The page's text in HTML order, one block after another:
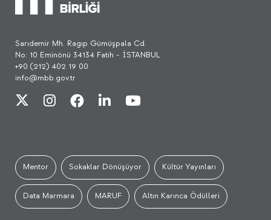
Sarıdemir Mh. Ragıp Gümüşpala Cd.
No: 10 Eminönü 34134 Fatih - İSTANBUL
+90 (212) 402 19 00
info@mbb.gov.tr
Mentor Sokaklar Dönüşüyor Kültür Yayınları
Data Marmara MARUF Altın Karınca Ödülleri